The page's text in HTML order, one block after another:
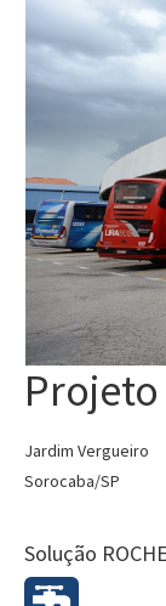
Jardim Vergueiro
Sorocaba/SP
Solução